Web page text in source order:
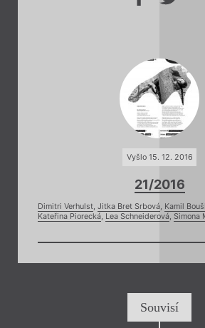
Vyšlo 15. 12. 2016
21/2016
Dimitri Verhulst, Jitka Bret Srbová, Kamil
Kateřina Piorecká, Lea Schneiderová, Simona
Souvisí